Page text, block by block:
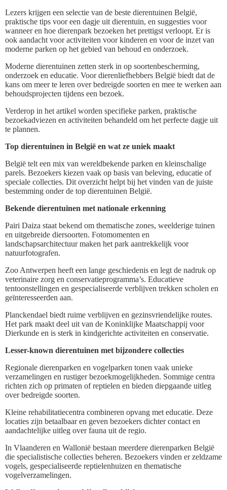
Lezers krijgen een selectie van de beste dierentuinen België,
praktische tips voor een dagje uit dierentuin, en suggesties voor
wanneer en hoe dierenpark bezoeken het prettigst verloopt. Er is
ook aandacht voor activiteiten voor kinderen en voor de inzet van
moderne parken op het gebied van behoud en onderzoek.
Moderne dierentuinen zetten sterk in op soortenbescherming,
onderzoek en educatie. Voor dierenliefhebbers België biedt dat de
kans om meer te leren over bedreigde soorten en mee te werken aan
behoudsprojecten tijdens een bezoek.
Verderop in het artikel worden specifieke parken, praktische
bezoekadviezen en activiteiten behandeld om het perfecte dagje uit
te plannen.
Top dierentuinen in België en wat ze uniek maakt
België telt een mix van wereldbekende parken en kleinschalige
parels. Bezoekers kiezen vaak op basis van beleving, educatie of
speciale collecties. Dit overzicht helpt bij het vinden van de juiste
bestemming onder de top dierentuinen België.
Bekende dierentuinen met nationale erkenning
Pairi Daiza staat bekend om thematische zones, weelderige tuinen
en uitgebreide diersoorten. Fotomomenten en
landschapsarchitectuur maken het park aantrekkelijk voor
natuurfotografen.
Zoo Antwerpen heeft een lange geschiedenis en legt de nadruk op
veterinaire zorg en conservatieprogramma’s. Educatieve
tentoonstellingen en gespecialiseerde verblijven trekken scholen en
geïnteresseerden aan.
Planckendael biedt ruime verblijven en gezinsvriendelijke routes.
Het park maakt deel uit van de Koninklijke Maatschappij voor
Dierkunde en is sterk in kindgerichte activiteiten en conservatie.
Lesser-known dierentuinen met bijzondere collecties
Regionale dierenparken en vogelparken tonen vaak unieke
verzamelingen en rustiger bezoekmogelijkheden. Sommige centra
richten zich op primaten of reptielen en bieden diepgaande uitleg
over bedreigde soorten.
Kleine rehabilitatiecentra combineren opvang met educatie. Deze
locaties zijn betaalbaar en geven bezoekers dichter contact en
aandachtelijke uitleg over fauna uit de regio.
In Vlaanderen en Wallonië bestaan meerdere dierenparken België
die specialistische collecties beheren. Bezoekers vinden er zeldzame
vogels, gespecialiseerde reptielenhuizen en thematische
vogelverzamelingen.